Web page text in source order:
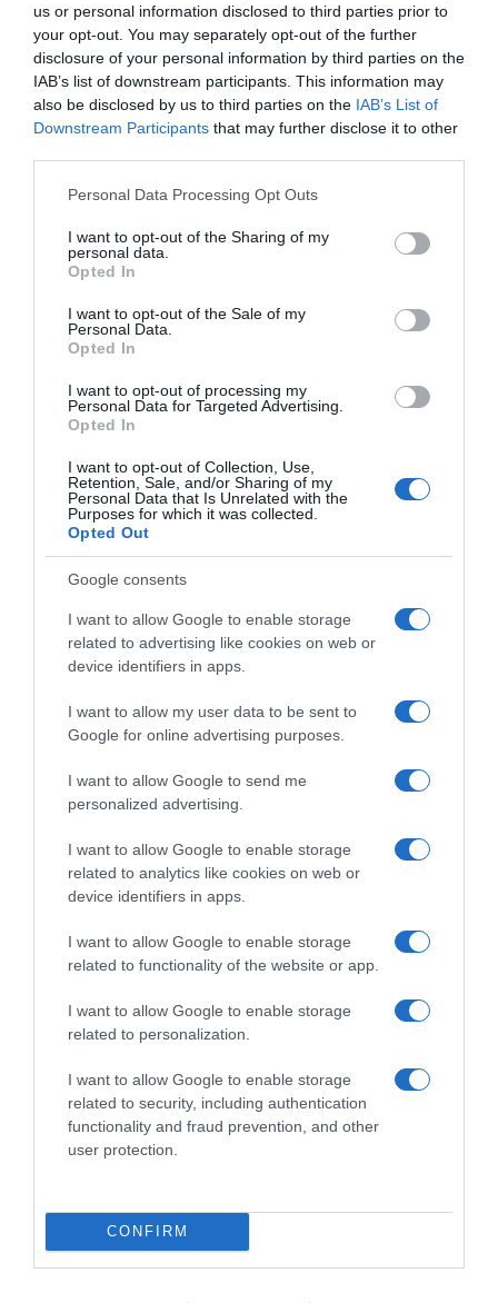
us or personal information disclosed to third parties prior to
your opt-out. You may separately opt-out of the further
disclosure of your personal information by third parties on the
IAB’s list of downstream participants. This information may
also be disclosed by us to third parties on the IAB’s List of
Downstream Participants that may further disclose it to other
Please note that this website/app uses one or more Google
not limited to your visit or usage behaviour. You may click to
grant or deny consent to Google and its third-party tags to
use your data for below specified purposes in below Google
consent section.
Personal Data Processing Opt Outs
I want to opt-out of the Sharing of my
personal data.
Opted In
I want to opt-out of the Sale of my
Personal Data.
Opted In
I want to opt-out of processing my
Personal Data for Targeted Advertising.
Opted In
I want to opt-out of Collection, Use,
Retention, Sale, and/or Sharing of my
Personal Data that Is Unrelated with the
Purposes for which it was collected.
Opted Out
Google consents
I want to allow Google to enable storage
related to advertising like cookies on web or
device identifiers in apps.
I want to allow my user data to be sent to
Google for online advertising purposes.
I want to allow Google to send me
personalized advertising.
I want to allow Google to enable storage
related to analytics like cookies on web or
device identifiers in apps.
I want to allow Google to enable storage
related to functionality of the website or app.
I want to allow Google to enable storage
related to personalization.
I want to allow Google to enable storage
related to security, including authentication
functionality and fraud prevention, and other
user protection.
CONFIRM
Zahvaljujući vitaminu K, žara smanjuje sklonost ka krvarenju,
uključujući i krvarenje u želucu, ono iz nosa , te
preobilna
menstrualna krvarenja.
reumatske tegobe
Istraživanja pokazuju da čaj i sirup od koprive mogu pomoći u
slučaju koštano-mišićnih oboljenja, zahvaljujući svom
žara treba da se koristi i spolja i iznutra: i to u obliku čaja i sirupa
za unutrašnju upotrebu , a za spoljašnju u obliku lekovite kupke.
U slučaju gihta može da posluži obloga od koprive, a kad se koristi
za iznutra, deluje kao diuretik. Koprivin čaj pospešuje izlučivanje
prouzrokuje giht), ali i drugih razgradnih produkata metabolizma.
Suzbijte uticaj alergena
Kopriva deluje kao antihistaminik, to jest sprečava oslobađanje
smanjuje simptome alergija , koje su sada i te kako aktuelne.
uzimanjem čaja od lista koprive dva-tri puta na dan ili
konzumacijom domaćeg sirupa od koprive i mente.
Prirodni lek protiv raka grlića materice
Žara se smatra jednim od najboljih prirodnih lekova protiv ovog
opakog oboljenja. Primenjuje se sledeći recept za čaj od koprive:
prelijte sa šoljom proključale vode i dobro
procedite nakon što poklopljeno odstoji
trideset minuta. Preporučuje se uzimanje
najmanje 4 šolje čaja tokom dana.
grlić materice
dnevno po kafenu kašičicu pre jela, i to u periodu od 21 da.
Lekovita kura može se ponoviti nakon sedmodnevne pauze.